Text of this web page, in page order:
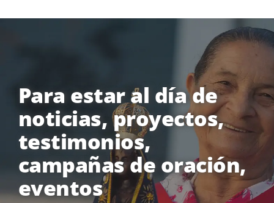
Para estar al día de
noticias, proyectos,
testimonios,
campañas de oración,
eventos